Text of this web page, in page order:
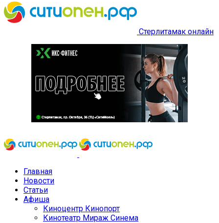
Стерлитамак онлайн
Главная
Новости
Статьи
Афиша
Киноцентр Кинопорт
Кинотеатр Мираж Синема